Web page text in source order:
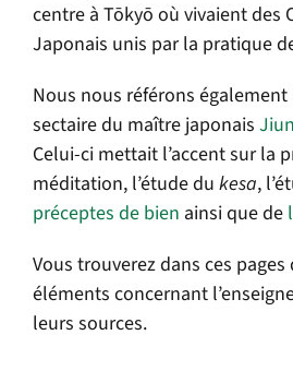
centre à Tōkyō où vivaient des
Japonais unis par la pratique
Nous nous référons également
sectaire du maître japonais
Celui-ci mettait l’accent sur la
méditation, l’étude du kesa,
préceptes de bien ainsi que de
Vous trouverez dans ces
éléments concernant
leurs sources.